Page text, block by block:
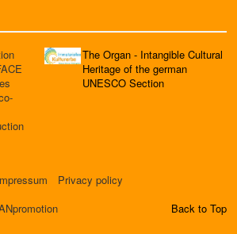
The Organ - Intangible Cultural
Heritage of the german
UNESCO Section
Privacy policy
Back to Top